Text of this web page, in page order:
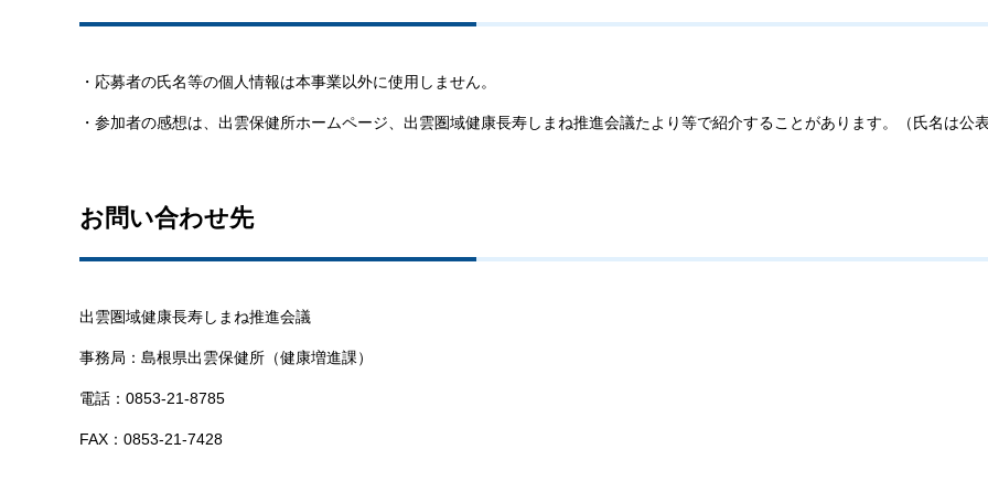
・応募者の氏名等の個人情報は本事業以外に使用しません。
・参加者の感想は、出雲保健所ホームページ、出雲圏域健康長寿しまね推進会議たより等で紹介することがあります。（氏名は公
お問い合わせ先
出雲圏域健康長寿しまね推進会議
事務局：島根県出雲保健所（健康増進課）
電話：0853-21-8785
FAX：0853-21-7428